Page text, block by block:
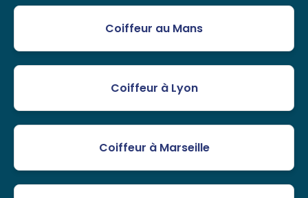
Coiffeur au Mans
Coiffeur à Lyon
Coiffeur à Marseille